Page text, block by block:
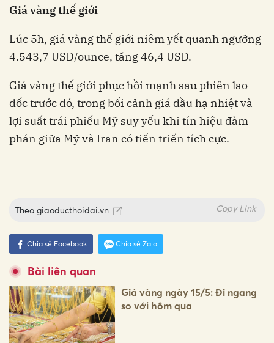
Giá vàng thế giới
Lúc 5h, giá vàng thế giới niêm yết quanh ngưỡng
4.543,7 USD/ounce, tăng 46,4 USD.
Giá vàng thế giới phục hồi mạnh sau phiên lao
dốc trước đó, trong bối cảnh giá dầu hạ nhiệt và
lợi suất trái phiếu Mỹ suy yếu khi tín hiệu đàm
phán giữa Mỹ và Iran có tiến triển tích cực.
Theo giaoducthoidai.vn Copy Link
Chia sẻ Facebook Chia sẻ Zalo
Bài liên quan
Giá vàng ngày 15/5: Đi ngang
so với hôm qua